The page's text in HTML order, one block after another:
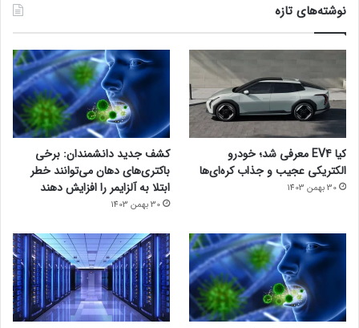
نوشته‌های تازه
کیا EV4 معرفی شد؛ خودرو
الکتریکی عجیب و جذاب کره‌ای‌ها
30 بهمن 1403
کشف جدید دانشمندان: برخی
باکتری‌های دهان می‌توانند خطر
ابتلا به آلزایمر را افزایش دهند
30 بهمن 1403